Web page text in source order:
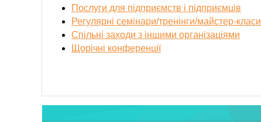
Послуги для підприємств і підприємців
Регулярні семінари/тренінги/майстер-класи
Спільні заходи з іншими організаціями
Щорічні конференції